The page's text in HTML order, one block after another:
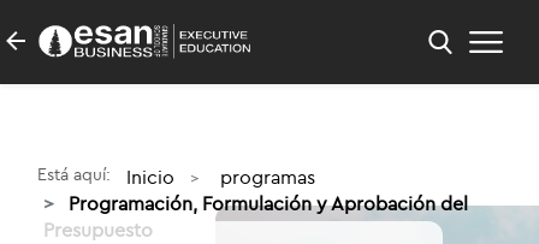
Está aquí: Inicio
programas
Programación, Formulación y Aprobación del
Presupuesto